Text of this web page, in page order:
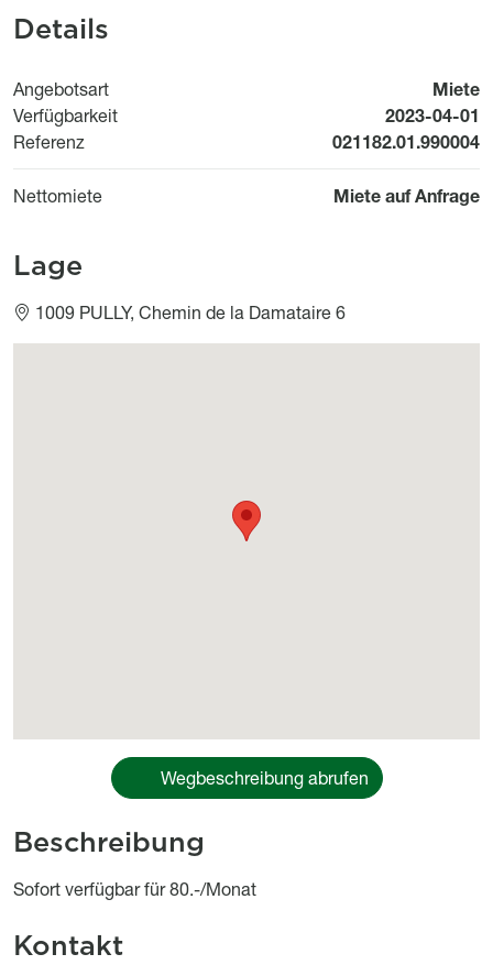
Details
Angebotsart
Miete
Verfügbarkeit
Available
2023-04-01
Referenz
021182.01.990004
Nettomiete Miete auf Anfrage
Lage
1009 PULLY, Chemin de la Damataire 6
Wegbeschreibung abrufen
Beschreibung
Object description
Sofort verfügbar für 80.-/Monat
Kontakt